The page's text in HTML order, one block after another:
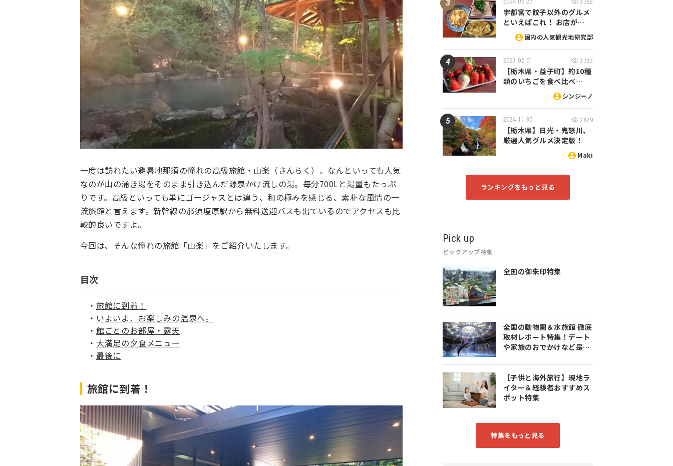
一度は訪れたい避暑地那須の憧れの高級旅館・山楽（さんらく）。なんといっても人気
なのが山の涌き湯をそのまま引き込んだ源泉かけ流しの湯。毎分700Lと湯量もたっぷ
りです。高級といっても単にゴージャスとは違う、和の極みを感じる、素朴な風情の一
流旅館と言えます。新幹線の那須塩原駅から無料送迎バスも出ているのでアクセスも比
較的良いですよ。
今回は、そんな憧れの旅館「山楽」をご紹介いたします。
目次
旅館に到着！
いよいよ、お楽しみの温泉へ。
館ごとのお部屋・露天
大満足の夕食メニュー
最後に
旅館に到着！
3752
宇都宮で餃子以外のグルメ
といえばこれ！ お店が…
国内の人気観光地研究部
2023.02.01 3733
【栃木県・益子町】約10種
類のいちごを食べ比べ…
シンジーノ
2024.11.30 2829
【栃木県】日光・鬼怒川、
厳選人気グルメ決定版！
Maki
ランキングをもっと見る
Pick up
ピックアップ特集
全国の御朱印特集
全国の動物園＆水族館 徹底
取材レポート特集！デート
や家族のおでかけなど是非
【子供と海外旅行】現地ラ
イター＆経験者おすすめス
ポット特集
特集をもっと見る